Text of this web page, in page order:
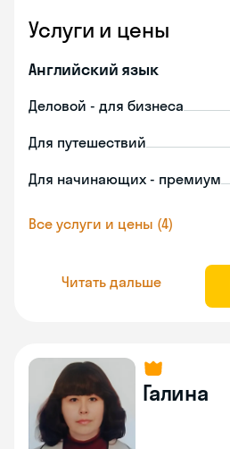
Услуги и цены
Английский язык
Деловой - для бизнеса
Для путешествий
Для начинающих - премиум
Все услуги и цены (4)
Читать дальше
Галина